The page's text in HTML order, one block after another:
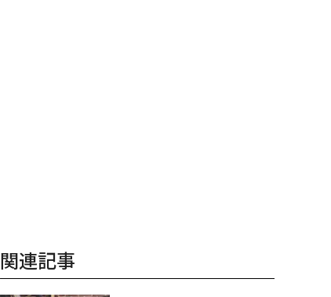
関連記事